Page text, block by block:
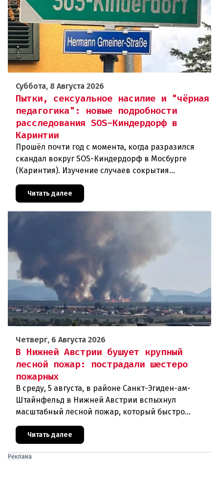
Суббота, 8 Августа 2026
Пытки, сексуальное насилие и "чёрная
педагогика": новые подробности
расследования SOS-Киндердорф в
Каринтии
Прошёл почти год с момента, когда разразился
скандал вокруг SOS-Киндердорф в Мосбурге
(Каринтия). Изучение случаев сокрытия
масштабное расследование, которое продо
Читать далее
Четверг, 6 Августа 2026
В Нижней Австрии бушует крупный
лесной пожар: пострадали шестеро
пожарных
В среду, 5 августа, в районе Санкт-Эгиден-ам-
Штайнфельд в Нижней Австрии вспыхнул
масштабный лесной пожар, который быстро
В ходе тушения пострадали шесте
Читать далее
Реклама